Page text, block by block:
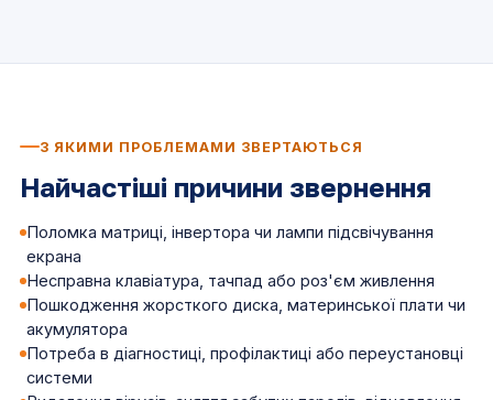
З ЯКИМИ ПРОБЛЕМАМИ ЗВЕРТАЮТЬСЯ
Найчастіші причини звернення
Поломка матриці, інвертора чи лампи підсвічування
екрана
Несправна клавіатура, тачпад або роз'єм живлення
Пошкодження жорсткого диска, материнської плати чи
акумулятора
Потреба в діагностиці, профілактиці або переустановці
системи